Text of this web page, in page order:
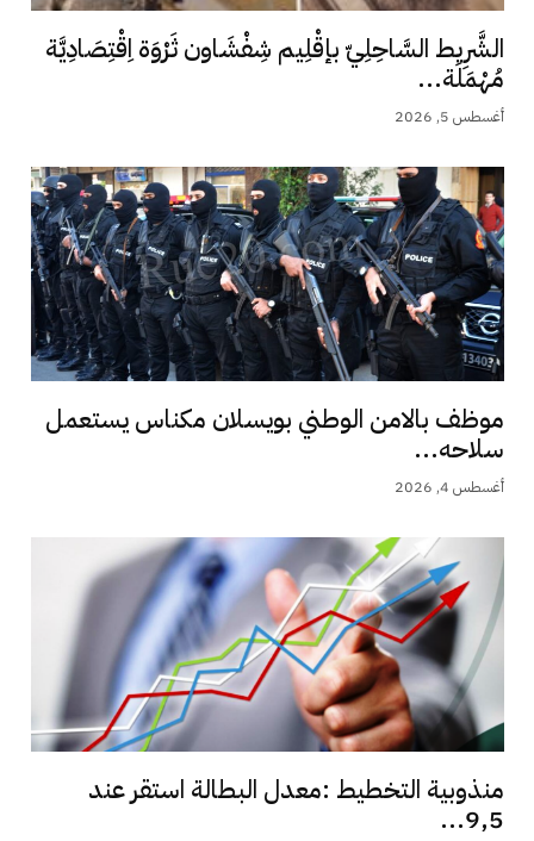
الشَّرِيط السَّاحِلِيّ بإقْلِيم شِفْشَاون ثَرْوَة اِقْتِصَادِيَّة
مُهْمَلَة...
أغسطس 5, 2026
موظف بالامن الوطني بويسلان مكناس يستعمل
سلاحه...
أغسطس 4, 2026
منذوبية التخطيط :معدل البطالة استقر عند
9,5...